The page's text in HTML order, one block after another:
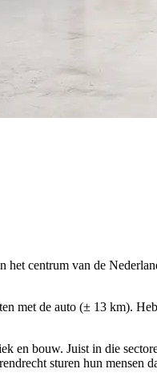
centrum van de
met de auto (± 13 km).
bouw. Juist in die
sturen hun mensen